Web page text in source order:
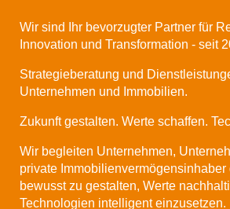
Wir sind Ihr bevorzugter Partner für
Innovation und Transformation - seit
Strategieberatung und
Unternehmen und Immobilien.
Zukunft gestalten. Werte schaffen.
Wir begleiten Unternehmen,
private
bewusst zu gestalten, Werte
Technologien intelligent einzusetzen.